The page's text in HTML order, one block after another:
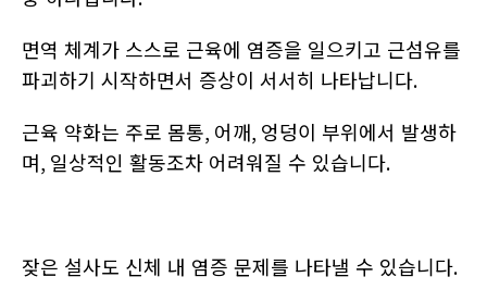
면역 체계가 스스로 근육에 염증을 일으키고 근섬유를
파괴하기 시작하면서 증상이 서서히 나타납니다.
근육 약화는 주로 몸통, 어깨, 엉덩이 부위에서 발생하
며, 일상적인 활동조차 어려워질 수 있습니다.
잦은 설사도 신체 내 염증 문제를 나타낼 수 있습니다.